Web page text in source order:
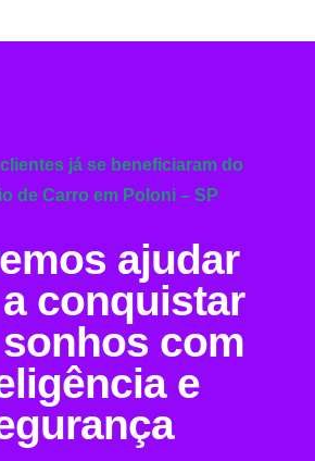
já se beneficiaram do
de Carro em Poloni – SP
ajudar
conquistar
com
e